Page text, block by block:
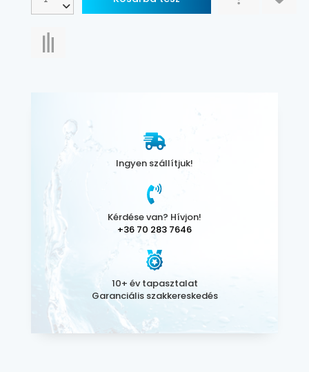
Ingyen szállítjuk!
Kérdése van? Hívjon!
+36 70 283 7646
10+ év tapasztalat
Garanciális szakkereskedés